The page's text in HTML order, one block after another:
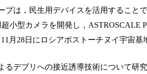
プは，民生用デバイスを活用すること
小型カメラを開発し，ASTROSCALE
月28日にロシアボストーチヌイ宇宙基
デブリへの接近誘導技術について研